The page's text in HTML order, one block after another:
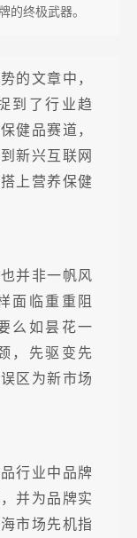
的终极武器。
的文章中，
到了行业趋
健品赛道，
新兴互联网
上营养保健
并非一帆风
面临重重阻
么如昙花一
，先驱变先
区为新市场
行业中品牌
并为品牌实
市场先机指